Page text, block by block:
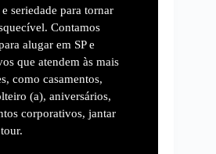
seriedade para tornar
Contamos
alugar em SP e
que atendem às mais
como casamentos,
(a), aniversários,
corporativos, jantar